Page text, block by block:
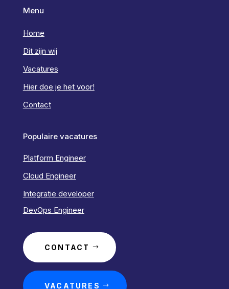
Menu
Home
Dit zijn wij
Vacatures
Hier doe je het voor!
Contact
Populaire vacatures
Platform Engineer
Cloud Engineer
Integratie developer
DevOps Engineer
CONTACT
VACATURES